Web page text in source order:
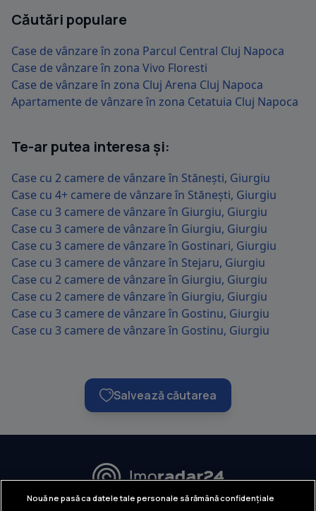
Căutări populare
Case de vânzare în zona Parcul Central Cluj Napoca
Case de vânzare în zona Vivo Floresti
Case de vânzare în zona Cluj Arena Cluj Napoca
Apartamente de vânzare în zona Cetatuia Cluj Napoca
Te-ar putea interesa și:
Case cu 2 camere de vânzare în Stănești, Giurgiu
Case cu 4+ camere de vânzare în Stănești, Giurgiu
Case cu 3 camere de vânzare în Giurgiu, Giurgiu
Case cu 3 camere de vânzare în Giurgiu, Giurgiu
Case cu 3 camere de vânzare în Gostinari, Giurgiu
Case cu 3 camere de vânzare în Stejaru, Giurgiu
Case cu 2 camere de vânzare în Giurgiu, Giurgiu
Case cu 2 camere de vânzare în Giurgiu, Giurgiu
Case cu 3 camere de vânzare în Gostinu, Giurgiu
Case cu 3 camere de vânzare în Gostinu, Giurgiu
Salvează căutarea
URMĂREȘTE-NE:
Nouă ne pasă ca datele tale personale să rămână confidențiale